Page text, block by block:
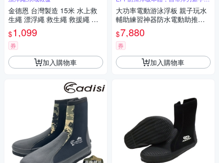
金德恩 台灣製造 15米 水上救
生繩 漂浮繩 救生繩 救援繩 浮
水繩 求生繩 拋繩器 水上救生繩
救生 救援
$1,099
券
加入購物車
鬆玩水
大功率電動游泳浮板 親子玩水
輔助練習神器防水電動助推板
（海邊玩水浮板、動力游泳浮
板）
$7,880
券
加入購物車